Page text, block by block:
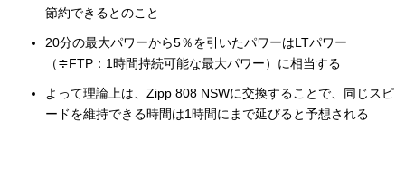
節約できるとのこと
20分の最大パワーから5％を引いたパワーはLTパワー
（≑FTP：1時間持続可能な最大パワー）に相当する
よって理論上は、Zipp 808 NSWに交換することで、同じスピ
ードを維持できる時間は1時間にまで延びると予想される